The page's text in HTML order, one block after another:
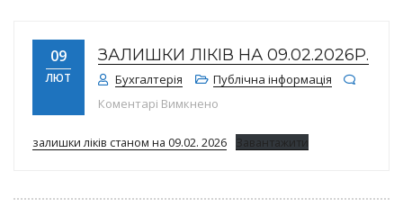
09
ЛЮТ
ЗАЛИШКИ ЛІКІВ НА 09.02.2026Р.
Бухгалтерія
Публічна інформація
Коментарі Вимкнено
залишки ліків станом на 09.02. 2026 Завантажити